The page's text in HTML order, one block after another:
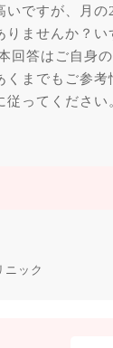
ですが、月
ませんか？
答はご自身
くまでもご参
従ってくださ
ニック